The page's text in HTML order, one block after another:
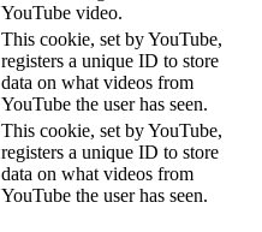
YouTube video.
This cookie, set by YouTube,
registers a unique ID to store
data on what videos from
YouTube the user has seen.
This cookie, set by YouTube,
registers a unique ID to store
data on what videos from
YouTube the user has seen.